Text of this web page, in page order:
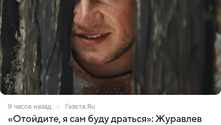
9 часов назад Газета.Ru
«Отойдите, я сам буду драться»: Журавлев